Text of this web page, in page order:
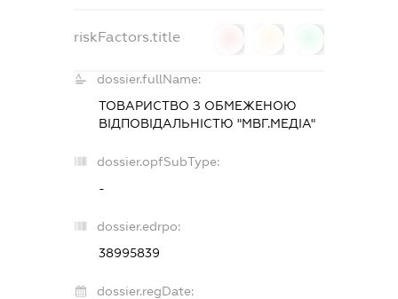
riskFactors.title
dossier.fullName:
ТОВАРИСТВО З ОБМЕЖЕНОЮ
ВІДПОВІДАЛЬНІСТЮ "МВГ.МЕДІА"
dossier.opfSubType:
-
dossier.edrpo:
38995839
dossier.regDate: